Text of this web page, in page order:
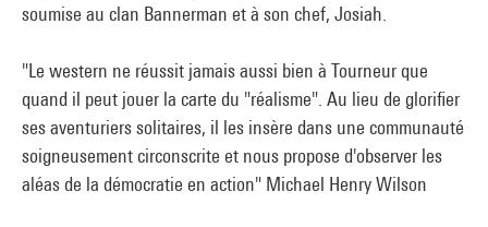
soumise au clan Bannerman et à son chef, Josiah.
"Le western ne réussit jamais aussi bien à Tourneur que
quand il peut jouer la carte du "réalisme". Au lieu de glorifier
ses aventuriers solitaires, il les insère dans une communauté
soigneusement circonscrite et nous propose d'observer les
aléas de la démocratie en action" Michael Henry Wilson